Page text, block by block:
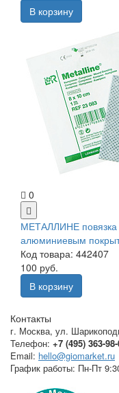
В корзину
0
МЕТАЛЛИНЕ
алюминиевым
Код товара: 442407
100 руб.
В корзину
Контакты
г. Москва, ул.
Телефон: +7 (495) 363-
Email: hello@giomarket.ru
График работы: Пн-Пт